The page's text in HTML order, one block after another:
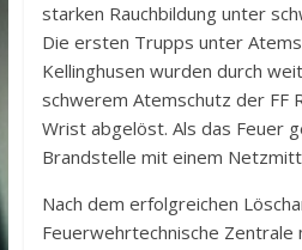
starken Rauchbildung unter
Die ersten Trupps unter
Kellinghusen wurden durch
schwerem Atemschutz der FF
Wrist abgelöst. Als das Feuer
Brandstelle mit einem
Nach dem erfolgreichen
Feuerwehrtechnische Zentrale